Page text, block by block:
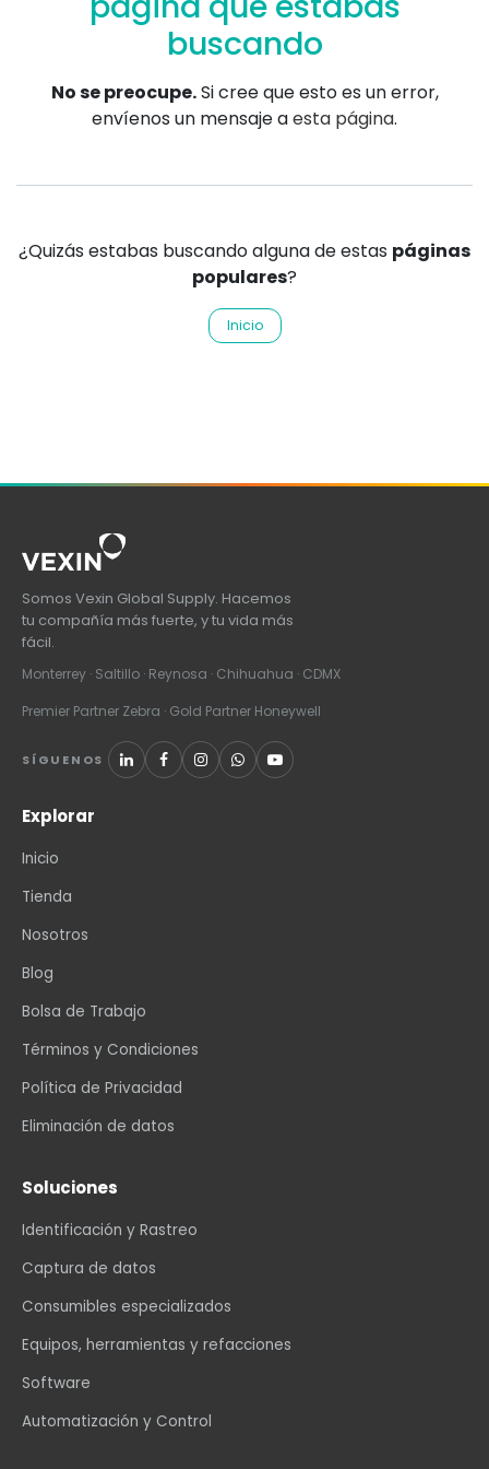
buscando
No se preocupe.Si cree que esto es un error,
envíenos un mensaje aesta página.
¿Quizás estabas buscando alguna de estas páginas
populares?
Inicio
Somos Vexin Global Supply. Hacemos
tu compañía más fuerte, y tu vida más
fácil.
Monterrey · Saltillo · Reynosa · Chihuahua · CDMX
Premier Partner Zebra · Gold Partner Honeywell
SÍGUENOS
Explorar
Inicio
Tienda
Nosotros
Blog
Bolsa de Trabajo
Términos y Condiciones
Política de Privacidad
Eliminación de datos
Soluciones
Identificación y Rastreo
Captura de datos
Consumibles especializados
Equipos, herramientas y refacciones
Software
Automatización y Control